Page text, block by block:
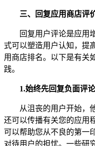
三、 回复应用商店评
回复用户评论是应用
式可以塑造用户认知，提
用商店排名。以下是有关
践。
1.始终先回复负面评论
从沮丧的用户开始，
还可以传播有关您的应用
可以帮助您从不良的第一
对待用户的担忧。一些研